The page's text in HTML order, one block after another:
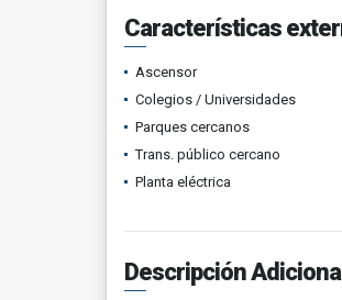
Características
Ascensor
Colegios / Universidades
Parques cercanos
Trans. público cercano
Planta eléctrica
Descripción Adicional